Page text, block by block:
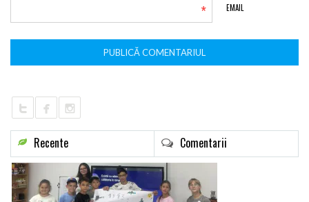
EMAIL
*
Recente Comentarii